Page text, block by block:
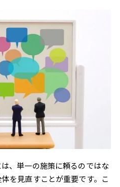
、単一の施策に頼るのではな
を見直すことが重要です。こ